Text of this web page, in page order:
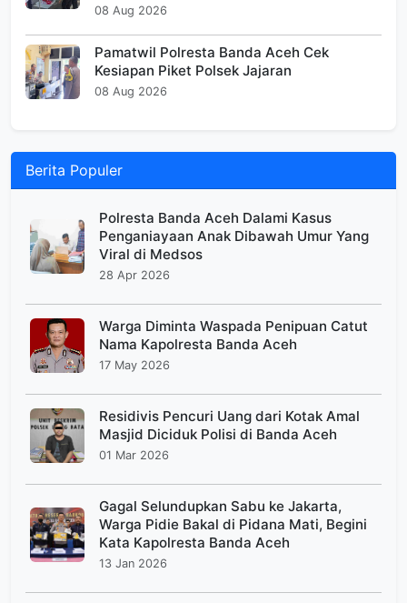
08 Aug 2026
Pamatwil Polresta Banda Aceh Cek
Kesiapan Piket Polsek Jajaran
08 Aug 2026
Berita Populer
Polresta Banda Aceh Dalami Kasus
Penganiayaan Anak Dibawah Umur Yang
Viral di Medsos
28 Apr 2026
Warga Diminta Waspada Penipuan Catut
Nama Kapolresta Banda Aceh
17 May 2026
Residivis Pencuri Uang dari Kotak Amal
Masjid Diciduk Polisi di Banda Aceh
01 Mar 2026
Gagal Selundupkan Sabu ke Jakarta,
Warga Pidie Bakal di Pidana Mati, Begini
Kata Kapolresta Banda Aceh
13 Jan 2026